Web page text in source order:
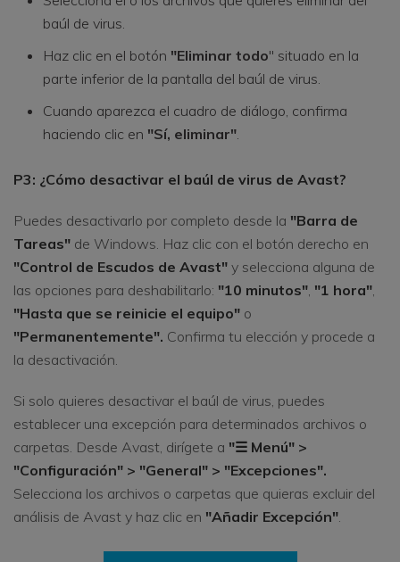
baúl de virus.
Haz clic en el botón "Eliminar todo" situado en la
parte inferior de la pantalla del baúl de virus.
Cuando aparezca el cuadro de diálogo, confirma
haciendo clic en "Sí, eliminar"
P3: ¿Cómo desactivar el baúl de virus de Avast?
Puedes desactivarlo por completo desde la "Barra de
Tareas" de Windows. Haz clic con el botón derecho en
"Control de Escudos de Avast" y selecciona alguna de
las opciones para deshabilitarlo: "10 minutos" "1 hora"
"Hasta que se reinicie el equipo" o
"Permanentemente". Confirma tu elección y procede a
la desactivación.
Si solo quieres desactivar el baúl de virus, puedes
establecer una excepción para determinados archivos o
carpetas. Desde Avast, dirígete a "☰ Menú" >
"Configuración" > "General" > "Excepciones".
Selecciona los archivos o carpetas que quieras excluir del
análisis de Avast y haz clic en "Añadir Excepción"